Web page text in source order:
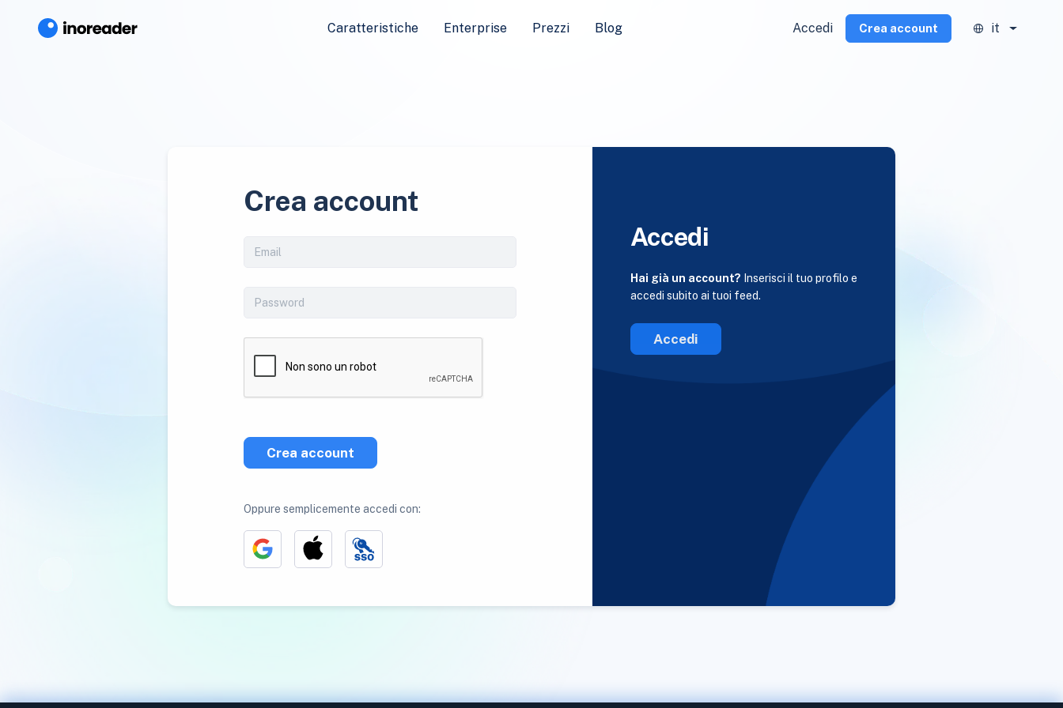
Caratteristiche Enterprise Prezzi Blog Accedi Crea account it
Crea account
Crea account
Oppure semplicemente accedi con:
Accedi
Hai già un account? Inserisci il tuo profilo e
accedi subito ai tuoi feed.
Accedi